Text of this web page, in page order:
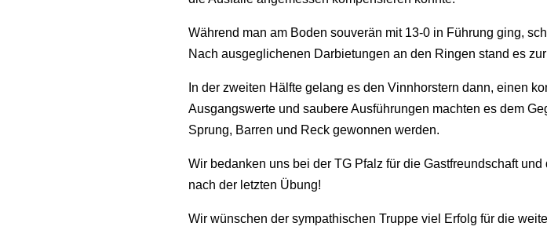
Während man am Boden souverän mit 13-0 in Führung ging,
Nach ausgeglichenen Darbietungen an den Ringen stand es
In der zweiten Hälfte gelang es den Vinnhorstern dann, einen
Ausgangswerte und saubere Ausführungen machten es dem
Sprung, Barren und Reck gewonnen werden.
Wir bedanken uns bei der TG Pfalz für die Gastfreundschaft
nach der letzten Übung!
Wir wünschen der sympathischen Truppe viel Erfolg für die